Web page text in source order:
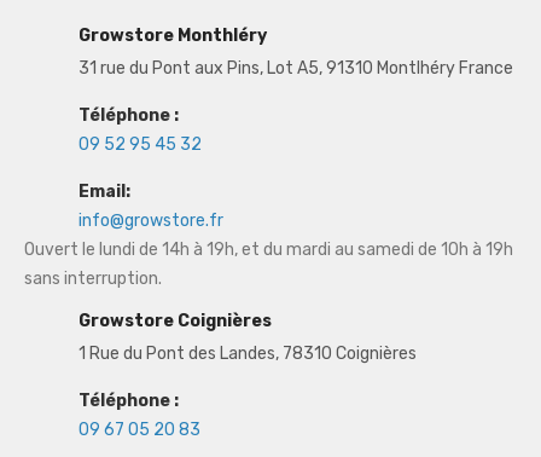
Growstore Monthléry
31 rue du Pont aux Pins, Lot A5, 91310 Montlhéry France
Téléphone :
09 52 95 45 32
Email:
info@growstore.fr
Ouvert le lundi de 14h à 19h, et du mardi au samedi de 10h à 19h
sans interruption.
Growstore Coignières
1 Rue du Pont des Landes, 78310 Coignières
Téléphone :
09 67 05 20 83